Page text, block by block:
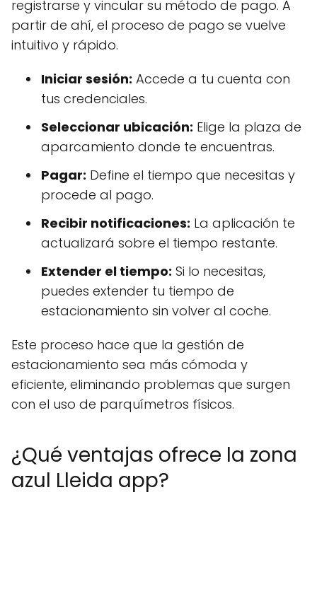
registrarse y vincular su método de pago. A
partir de ahí, el proceso de pago se vuelve
intuitivo y rápido.
Iniciar sesión: Accede a tu cuenta con
tus credenciales.
Seleccionar ubicación: Elige la plaza de
aparcamiento donde te encuentras.
Pagar: Define el tiempo que necesitas y
procede al pago.
Recibir notificaciones: La aplicación te
actualizará sobre el tiempo restante.
Extender el tiempo: Si lo necesitas,
puedes extender tu tiempo de
estacionamiento sin volver al coche.
Este proceso hace que la gestión de
estacionamiento sea más cómoda y
eficiente, eliminando problemas que surgen
con el uso de parquímetros físicos.
¿Qué ventajas ofrece la zona
azul Lleida app?